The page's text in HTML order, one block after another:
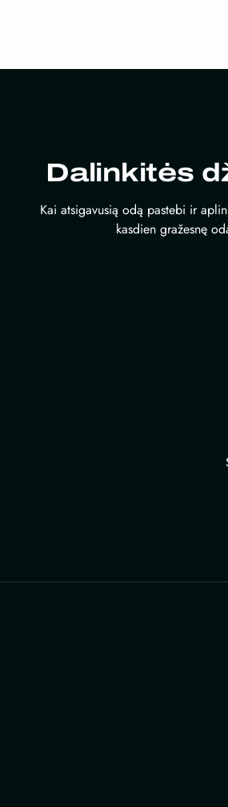
Dalinkitės
Kai atsigavusią odą pastebi ir
kasdien gražesnę